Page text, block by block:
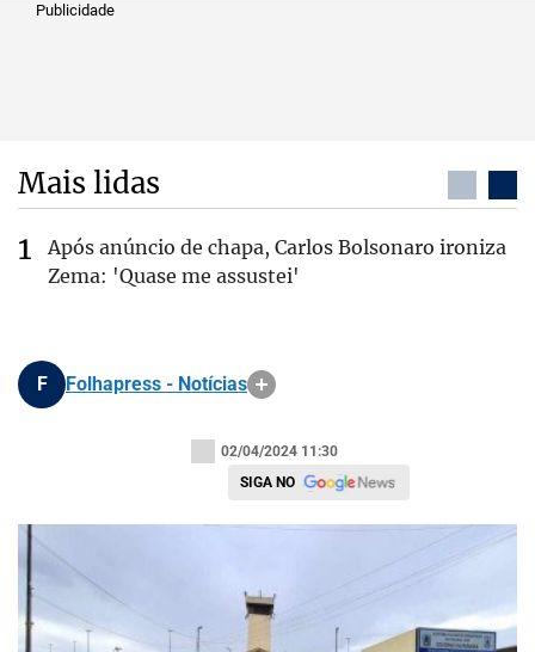
Publicidade
Mais lidas
Após anúncio de chapa, Carlos Bolsonaro ironiza
Zema: 'Quase me assustei'
F Folhapress - Notícias
02/04/2024 11:30
SIGA NO